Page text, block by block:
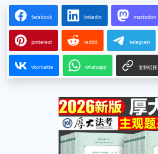
facebook linkedin mastodon
pinterest reddit telegram
vkontakte whatsapp 复制链接